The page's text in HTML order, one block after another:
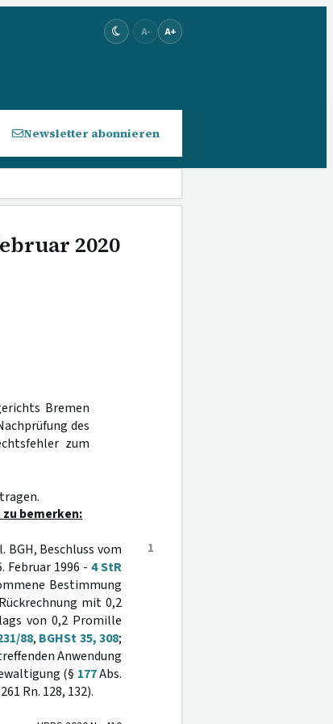
A- A+
Newsletter abonnieren
2020
Bremen
des
zum
zu bemerken:
1
Beschluss vom
Februar 1996 -4 StR
Bestimmung
mit 0,2
von 0,2 Promille
88, BGHSt 35, 308;
Anwendung
(§ 177Abs.
Rn. 128, 132).